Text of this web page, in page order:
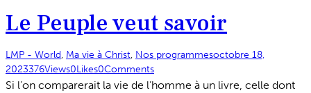
Le Peuple veut savoir
LMP - World, Ma vie à Christ, Nos programmesoctobre 18,
2023376Views0Likes0Comments
Si l’on comparerait la vie de l’homme à un livre, celle dont